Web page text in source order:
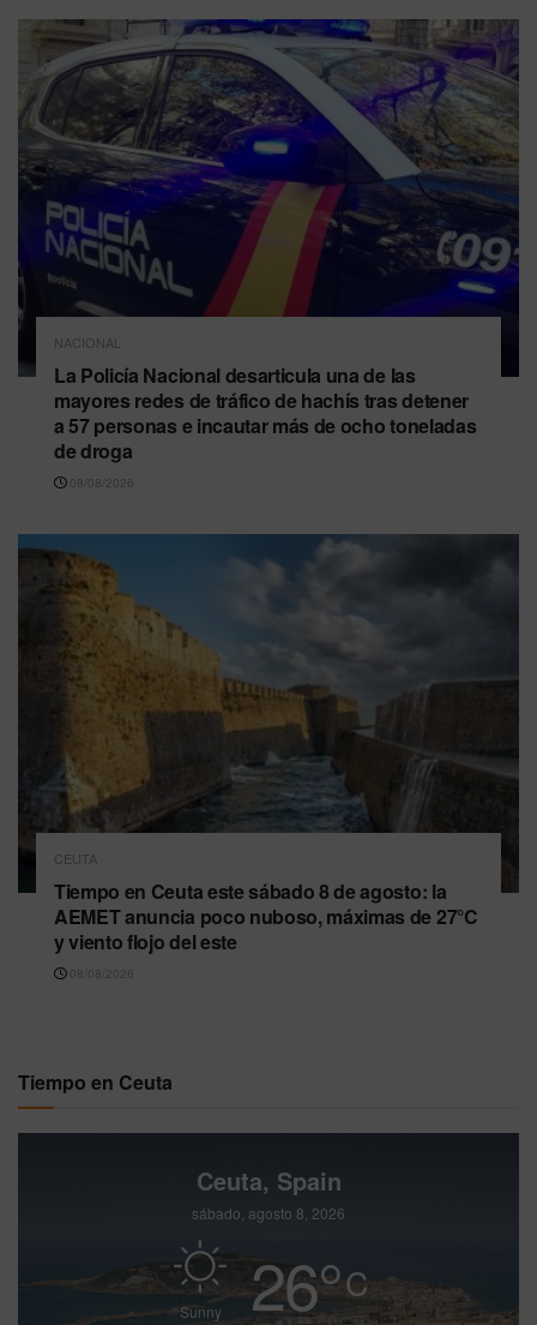
NACIONAL
La Policía Nacional desarticula una de las
mayores redes de tráfico de hachís tras detener
a 57 personas e incautar más de ocho toneladas
de droga
08/08/2026
CEUTA
Tiempo en Ceuta este sábado 8 de agosto: la
AEMET anuncia poco nuboso, máximas de 27°C
y viento flojo del este
08/08/2026
Tiempo en Ceuta
Ceuta, Spain
sábado, agosto 8, 2026
Sunny 26°C